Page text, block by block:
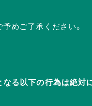
めご了承ください。
なる以下の行為は絶対